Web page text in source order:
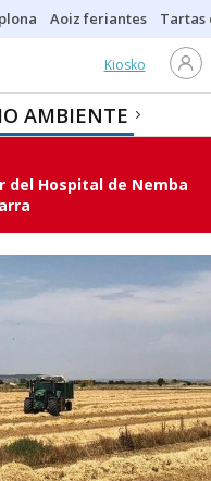
Aoiz feriantes Tartas
Kiosko
AMBIENTE
del Hospital de Nemba